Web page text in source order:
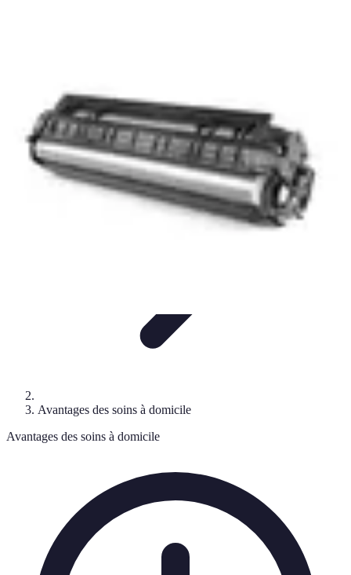
Avantages des soins à domicile
Avantages des soins à domicile